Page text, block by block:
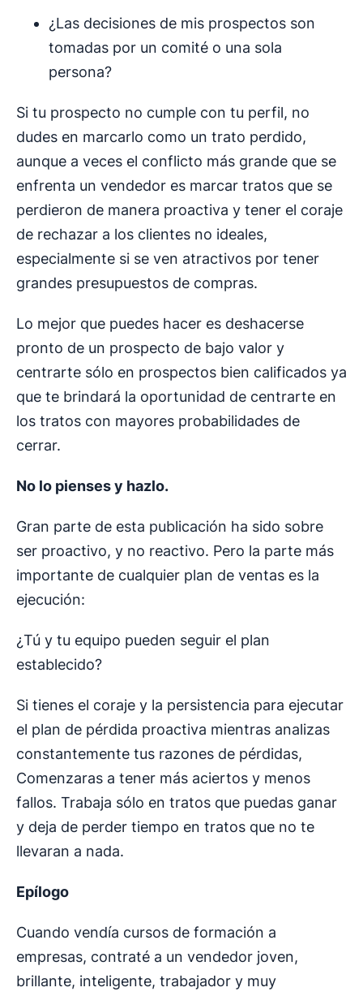
¿Las decisiones de mis prospectos son
tomadas por un comité o una sola
persona?
Si tu prospecto no cumple con tu perfil, no
dudes en marcarlo como un trato perdido,
aunque a veces el conflicto más grande que se
enfrenta un vendedor es marcar tratos que se
perdieron de manera proactiva y tener el coraje
de rechazar a los clientes no ideales,
especialmente si se ven atractivos por tener
grandes presupuestos de compras.
Lo mejor que puedes hacer es deshacerse
pronto de un prospecto de bajo valor y
centrarte sólo en prospectos bien calificados ya
que te brindará la oportunidad de centrarte en
los tratos con mayores probabilidades de
cerrar.
No lo pienses y hazlo.
Gran parte de esta publicación ha sido sobre
ser proactivo, y no reactivo. Pero la parte más
importante de cualquier plan de ventas es la
ejecución:
¿Tú y tu equipo pueden seguir el plan
establecido?
Si tienes el coraje y la persistencia para ejecutar
el plan de pérdida proactiva mientras analizas
constantemente tus razones de pérdidas,
Comenzaras a tener más aciertos y menos
fallos. Trabaja sólo en tratos que puedas ganar
y deja de perder tiempo en tratos que no te
llevaran a nada.
Epílogo
Cuando vendía cursos de formación a
empresas, contraté a un vendedor joven,
brillante, inteligente, trabajador y muy